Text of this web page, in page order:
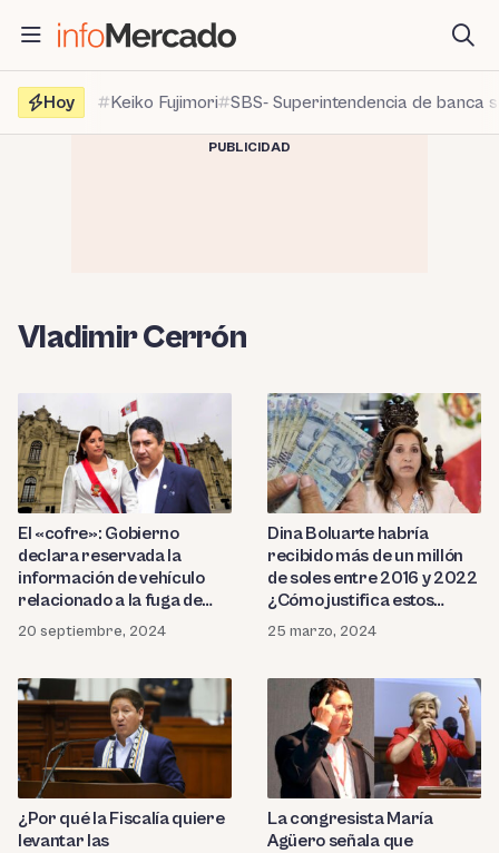
contenido
Hoy
Keiko Fujimori SBS- Superintendencia de banca
PUBLICIDAD
Vladimir Cerrón
El «cofre»: Gobierno
declara reservada la
información de vehículo
relacionado a la fuga de
Vladimir Cerrón
20 septiembre, 2024
Dina Boluarte habría
recibido más de un millón
de soles entre 2016 y 2022
¿Cómo justifica estos
‘movimientos
sospechosos’?
25 marzo, 2024
¿Por qué la Fiscalía quiere
levantar las
La congresista María
Agüero señala que